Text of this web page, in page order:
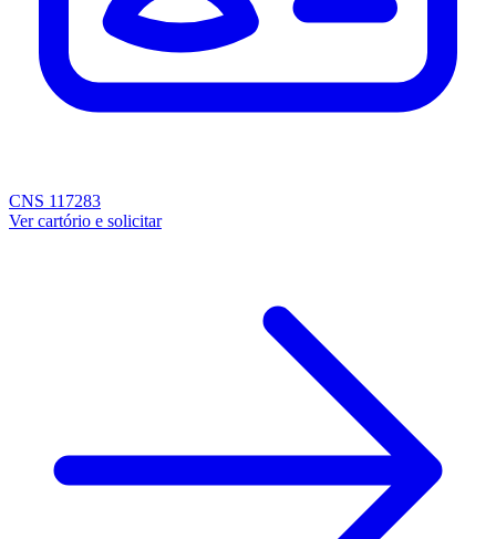
CNS 117283
Ver cartório e solicitar